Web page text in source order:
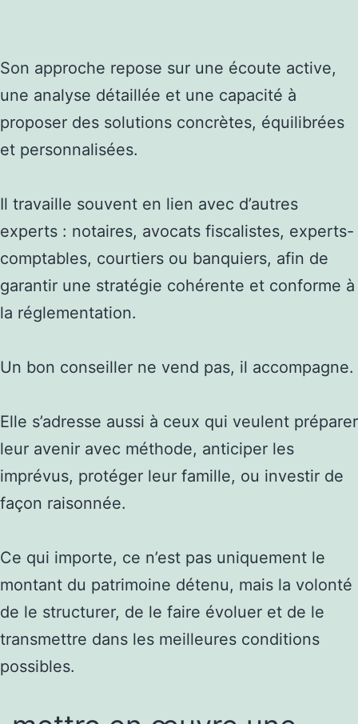
Son approche repose sur une écoute active,
une analyse détaillée et une capacité à
proposer des solutions concrètes, équilibrées
et personnalisées.
Il travaille souvent en lien avec d’autres
experts : notaires, avocats fiscalistes, experts-
comptables, courtiers ou banquiers, afin de
garantir une stratégie cohérente et conforme à
la réglementation.
Un bon conseiller ne vend pas, il accompagne.
Elle s’adresse aussi à ceux qui veulent préparer
leur avenir avec méthode, anticiper les
imprévus, protéger leur famille, ou investir de
façon raisonnée.
Ce qui importe, ce n’est pas uniquement le
montant du patrimoine détenu, mais la volonté
de le structurer, de le faire évoluer et de le
transmettre dans les meilleures conditions
possibles.